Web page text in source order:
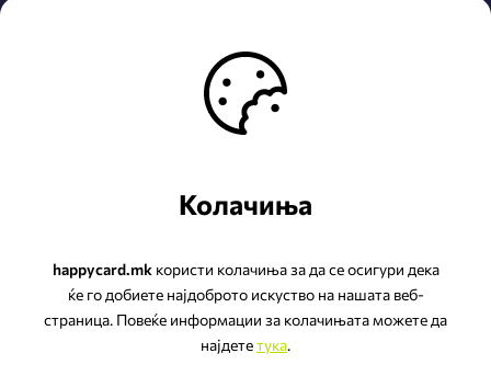
Колачиња
happycard.mkкористи колачиња за да се осигури дека
ќе го добиете најдоброто искуство на нашата веб-
страница. Повеќе информации за колачињата можете да
најдететука.
Правила и услови
Политика за
НЕП ЛОЈАЛИТИ ДООЕЛ Скопје
ул.Беласица бр.2 ТЦ Еаст Гате Малл-К2 лок.К2.1,